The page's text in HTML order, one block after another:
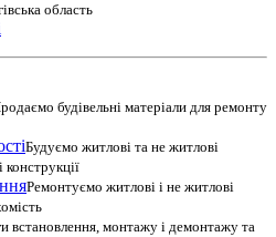
область
будівельні матеріали для ремонту
Будуємо житлові та не житлові
конструкції
Ремонтуємо житлові і не житлові
встановлення, монтажу і демонтажу та